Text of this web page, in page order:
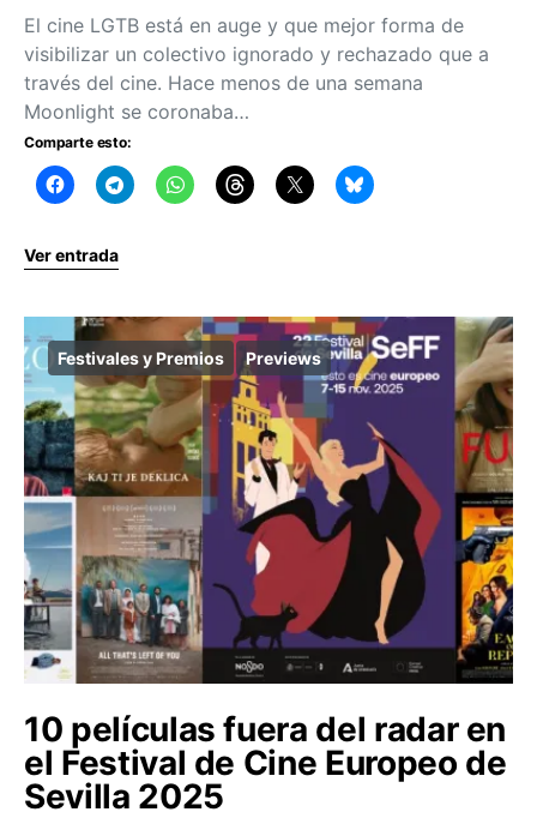
El cine LGTB está en auge y que mejor forma de
visibilizar un colectivo ignorado y rechazado que a
través del cine. Hace menos de una semana
Moonlight se coronaba…
Comparte esto:
Ver entrada
Festivales y Premios Previews
10 películas fuera del radar en
el Festival de Cine Europeo de
Sevilla 2025